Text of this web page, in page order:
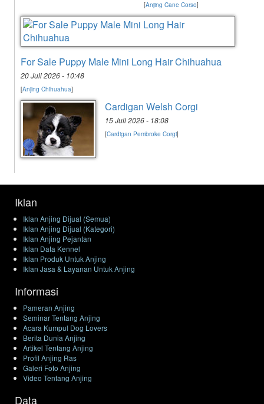
[Anjing Cane Corso]
For Sale Puppy Male Mini Long Hair Chihuahua
20 Juli 2026 - 10:48
[Anjing Chihuahua]
Cardigan Welsh Corgi
15 Juli 2026 - 18:08
[Cardigan Pembroke Corgi]
Iklan
Iklan Anjing Dijual (Semua)
Iklan Anjing Dijual (Kategori)
Iklan Anjing Pejantan
Iklan Data Kennel
Iklan Produk Untuk Anjing
Iklan Jasa & Layanan Untuk Anjing
Informasi
Pameran Anjing
Seminar Tentang Anjing
Acara Kumpul Dog Lovers
Berita Dunia Anjing
Artikel Tentang Anjing
Profil Anjing Ras
Galeri Foto Anjing
Video Tentang Anjing
Data